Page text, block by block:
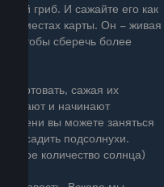
гриб. И сажайте его как
местах карты. Он – живая
чтобы сберечь более
стартовать, сажая их
и начинают
вы можете заняться
и садить подсолнухи.
количество солнца)